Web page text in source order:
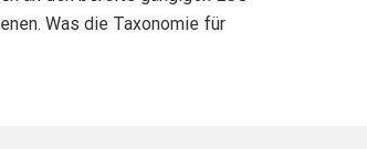
Was die Taxonomie für